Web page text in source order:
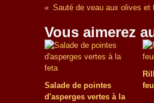
Vous aimerez
Salade de pointes
d'asperges vertes à la